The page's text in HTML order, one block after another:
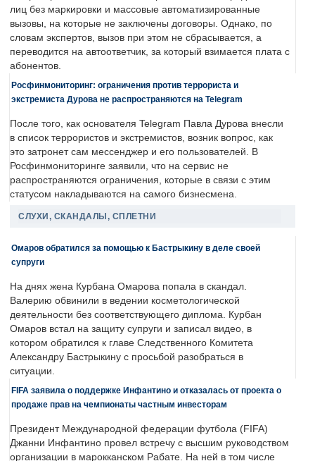
лиц без маркировки и массовые автоматизированные
вызовы, на которые не заключены договоры. Однако, по
словам экспертов, вызов при этом не сбрасывается, а
переводится на автоответчик, за который взимается плата с
абонентов.
Росфинмониторинг: ограничения против террориста и
экстремиста Дурова не распространяются на Telegram
После того, как основателя Telegram Павла Дурова внесли
в список террористов и экстремистов, возник вопрос, как
это затронет сам мессенджер и его пользователей. В
Росфинмониторинге заявили, что на сервис не
распространяются ограничения, которые в связи с этим
статусом накладываются на самого бизнесмена.
СЛУХИ, СКАНДАЛЫ, СПЛЕТНИ
Омаров обратился за помощью к Бастрыкину в деле своей
супруги
На днях жена Курбана Омарова попала в скандал.
Валерию обвинили в ведении косметологической
деятельности без соответствующего диплома. Курбан
Омаров встал на защиту супруги и записал видео, в
котором обратился к главе Следственного Комитета
Александру Бастрыкину с просьбой разобраться в
ситуации.
FIFA заявила о поддержке Инфантино и отказалась от проекта о
продаже прав на чемпионаты частным инвесторам
Президент Международной федерации футбола (FIFA)
Джанни Инфантино провел встречу с высшим руководством
организации в марокканском Рабате. На ней в том числе